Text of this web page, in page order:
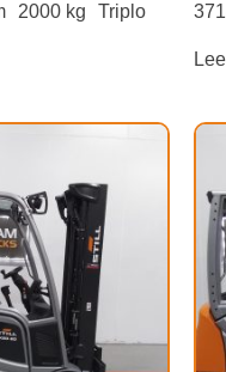
2000 kg Triplo